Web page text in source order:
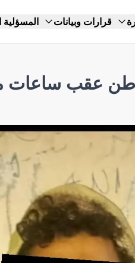
قرارات وبيانات المسؤلية
عقب ساعات